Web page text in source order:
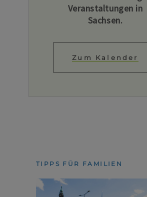
Veranstaltungen in
Sachsen.
Zum Kalender
TIPPS FÜR FAMILIEN